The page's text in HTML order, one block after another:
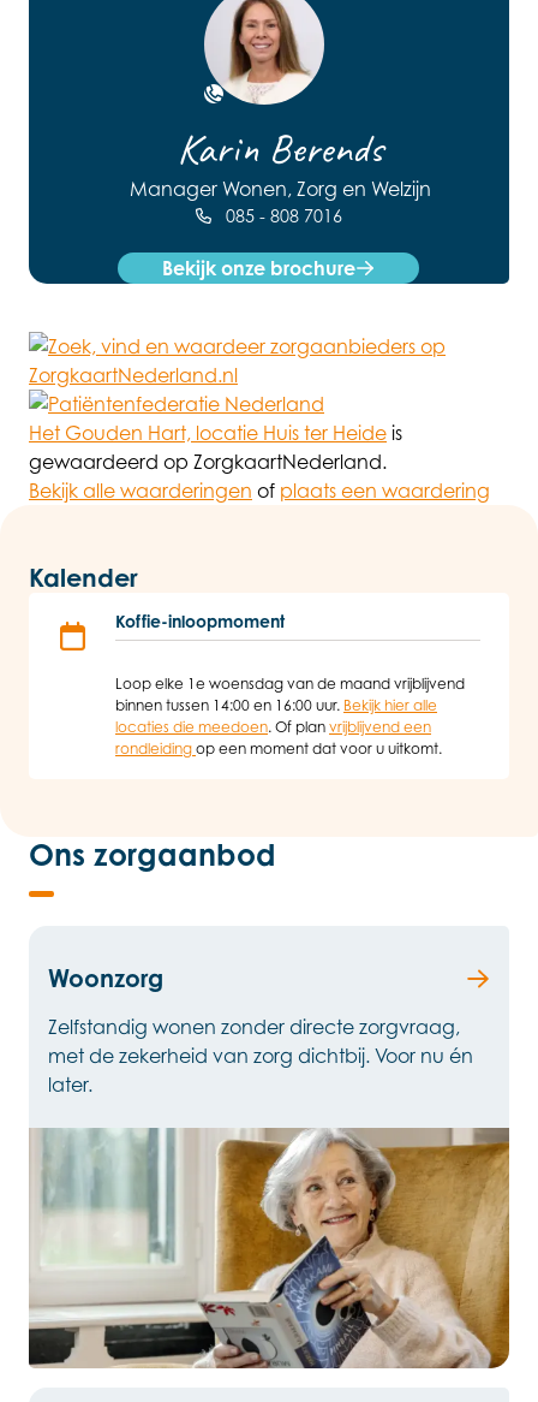
Karin Berends
Manager Wonen, Zorg en Welzijn
Open de contact popup
085 - 808 7016
Bekijk onze brochure
Het Gouden Hart, locatie Huis ter Heide is
gewaardeerd op ZorgkaartNederland.
Bekijk alle waarderingen of plaats een waardering
Kalender
Koffie-inloopmoment
Loop elke 1e woensdag van de maand vrijblijvend
binnen tussen 14:00 en 16:00 uur. Bekijk hier alle
locaties die meedoen. Of plan vrijblijvend een
rondleiding op een moment dat voor u uitkomt.
Ons zorgaanbod
Woonzorg
Zelfstandig wonen zonder directe zorgvraag,
met de zekerheid van zorg dichtbij. Voor nu én
later.